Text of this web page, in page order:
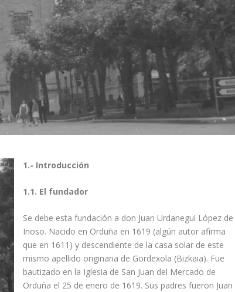
1.- Introducción
1.1. El fundador
Se debe esta fundación a don Juan Urdanegui López de
Inoso. Nacido en Orduña en 1619 (algún autor afirma
que en 1611) y descendiente de la casa solar de este
mismo apellido originaria de Gordexola (Bizkaia). Fue
bautizado en la Iglesia de San Juan del Mercado de
Orduña el 25 de enero de 1619. Sus padres fueron Juan